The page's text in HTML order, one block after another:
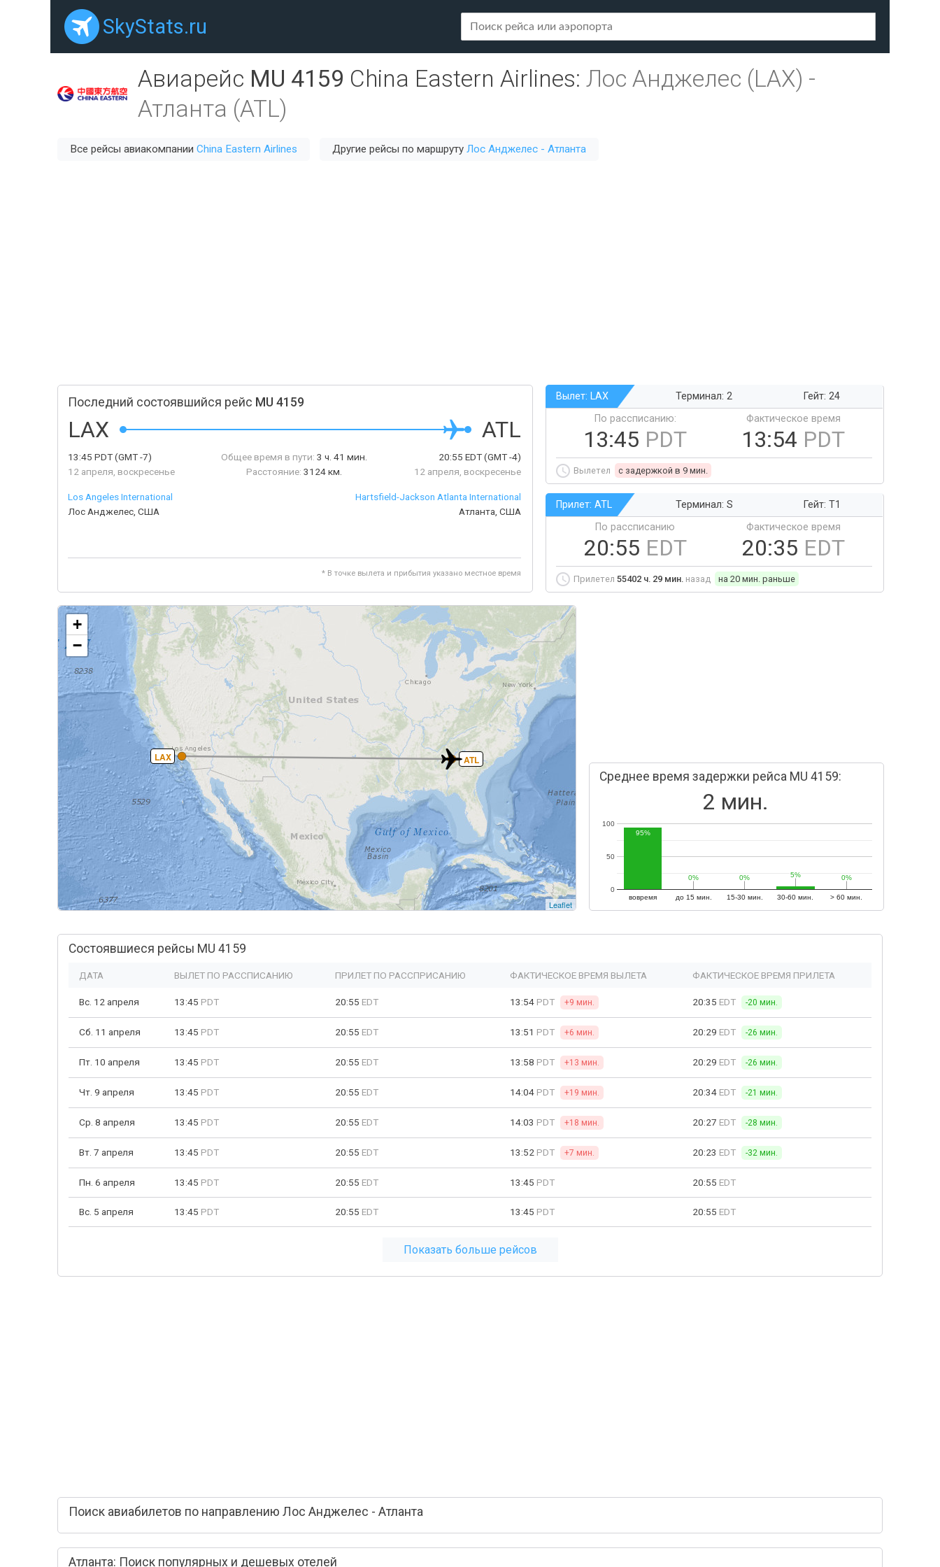
SkyStats.ru
Авиарейс MU 4159 China Eastern Airlines: Лос Анджелес (LAX) -
Атланта (ATL)
Все рейсы авиакомпании China Eastern Airlines Другие рейсы по маршруту Лос Анджелес - Атланта
Последний состоявшийся рейс MU 4159
LAX ATL
13:45 PDT(GMT -7)
12 апреля, воскресенье
Общее время в пути: 3 ч. 41 мин.
Расстояние: 3124 км.
20:55 EDT(GMT -4)
12 апреля, воскресенье
Los Angeles International
Лос Анджелес, США
Hartsfield-Jackson Atlanta International
Атланта, США
* В точке вылета и прибытия указано местное время
Вылет: LAX Терминал: 2
Гейт: 24
По рассписанию:
13:45 PDT
Фактическое время
13:54 PDT
Вылетел c задержкой в 9 мин.
Прилет: ATL Терминал: S
Гейт: T1
По рассписанию
20:55 EDT
Фактическое время
20:35 EDT
Прилетел 55402 ч. 29 мин. назад на 20 мин. раньше
LAX ATL
+
−
Leaflet
Среднее время задержки рейса MU 4159:
2 мин.
вовремя до 15 мин. 15-30 мин. 30-60 мин. > 60 мин.
0
50
100
95%
0%
0% 0%
0% 5%
5% 0%
0%
Состоявшиеся рейсы MU 4159
ДАТА ВЫЛЕТ ПО РАССПИСАНИЮ ПРИЛЕТ ПО РАССПРИСАНИЮ ФАКТИЧЕСКОЕ ВРЕМЯ ВЫЛЕТА ФАКТИЧЕСКОЕ ВРЕМЯ ПРИЛЕТА
Вс. 12 апреля 13:45 PDT 20:55 EDT 13:54 PDT +9 мин. 20:35 EDT -20 мин.
Сб. 11 апреля 13:45 PDT 20:55 EDT 13:51 PDT +6 мин. 20:29 EDT -26 мин.
Пт. 10 апреля 13:45 PDT 20:55 EDT 13:58 PDT +13 мин. 20:29 EDT -26 мин.
Чт. 9 апреля 13:45 PDT 20:55 EDT 14:04 PDT +19 мин. 20:34 EDT -21 мин.
Ср. 8 апреля 13:45 PDT 20:55 EDT 14:03 PDT +18 мин. 20:27 EDT -28 мин.
Вт. 7 апреля 13:45 PDT 20:55 EDT 13:52 PDT +7 мин. 20:23 EDT -32 мин.
Пн. 6 апреля 13:45 PDT 20:55 EDT 13:45 PDT 20:55 EDT
Вс. 5 апреля 13:45 PDT 20:55 EDT 13:45 PDT 20:55 EDT
Показать больше рейсов
Поиск авиабилетов по направлению Лос Анджелес - Атланта
Атланта: Поиск популярных и дешевых отелей